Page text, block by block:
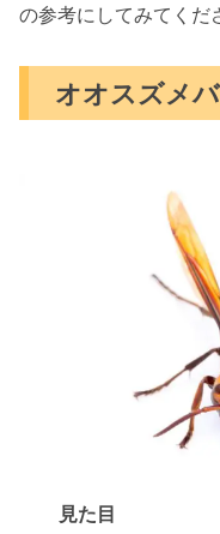
の参考にしてみてくだ
オオスズメ
見た目